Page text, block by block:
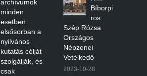
archívumok
minden
esetben
elsősorban a
nyilvános
kutatás célját
szolgálják, és
csak
Bíborpi
ros
Szép Rózsa
Országos
Népzenei
Vetélkedő
2023-10-28